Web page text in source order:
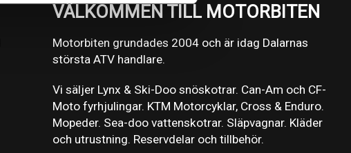
VÄLKOMMEN TILL MOTORBITEN
Motorbiten grundades 2004 och är idag Dalarnas
största ATV handlare.
Vi säljer Lynx & Ski-Doo snöskotrar. Can-Am och CF-
Moto fyrhjulingar. KTM Motorcyklar, Cross & Enduro.
Mopeder. Sea-doo vattenskotrar. Släpvagnar. Kläder
och utrustning. Reservdelar och tillbehör.